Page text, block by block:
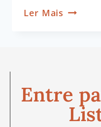
Ler Mais
Entre